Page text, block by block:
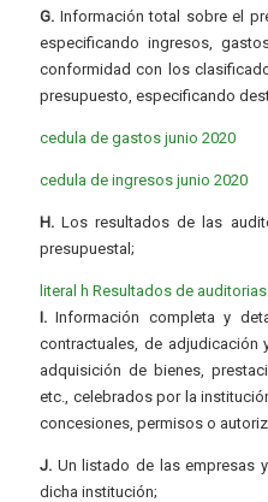
G. Información total sobre el
especificando ingresos,
conformidad con los
presupuesto, especificando
cedula de gastos junio 2020
cedula de ingresos junio 2020
H. Los resultados de las
presupuestal;
literal h Resultados de
I. Información completa y
contractuales, de adjudicación
adquisición de bienes,
etc., celebrados por la
concesiones, permisos o
J. Un listado de las empresas
dicha institución;